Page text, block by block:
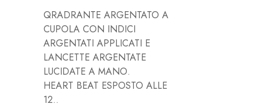
QRADRANTE ARGENTATO A
CUPOLA CON INDICI
ARGENTATI APPLICATI E
LANCETTE ARGENTATE
LUCIDATE A MANO.
HEART BEAT ESPOSTO ALLE
12..